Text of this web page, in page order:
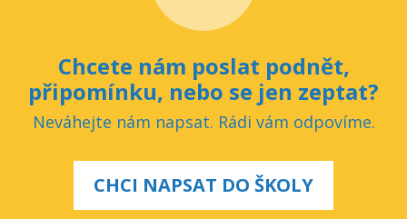
Chcete nám poslat podnět,
připomínku, nebo se jen zeptat?
Neváhejte nám napsat. Rádi vám odpovíme.
CHCI NAPSAT DO ŠKOLY